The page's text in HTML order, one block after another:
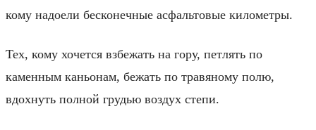
кому надоели бесконечные асфальтовые километры.
Тех, кому хочется взбежать на гору, петлять по
каменным каньонам, бежать по травяному полю,
вдохнуть полной грудью воздух степи.